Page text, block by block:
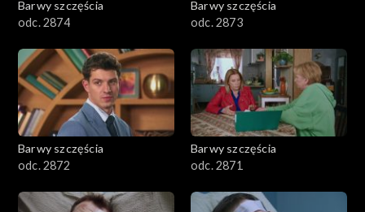
Barwy szczęścia
odc. 2874
Barwy szczęścia
odc. 2873
Barwy szczęścia
odc. 2872
Barwy szczęścia
odc. 2871